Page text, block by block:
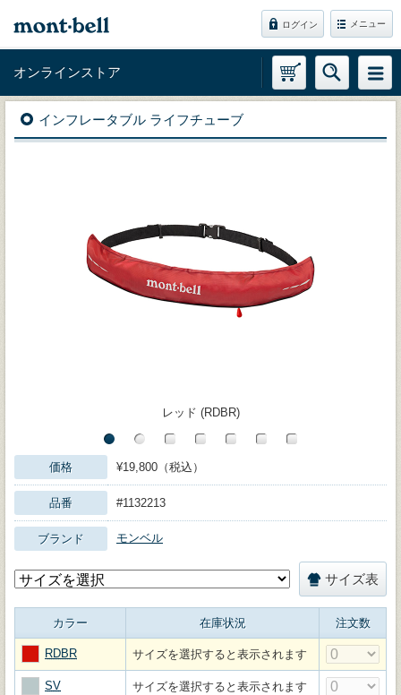
ログイン メニュー
オンラインストア
インフレータブル ライフチューブ
レッド (RDBR)
価格 ¥19,800（税込）
品番 #1132213
ブランド モンベル
サイズ表
カラー 在庫状況 注文数
RDBR サイズを選択すると表示されます
SV サイズを選択すると表示されます